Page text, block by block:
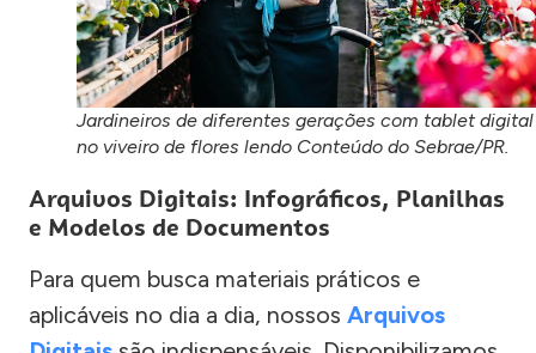
Jardineiros de diferentes gerações com tablet digital
no viveiro de flores lendo Conteúdo do Sebrae/PR.
Arquivos Digitais: Infográficos, Planilhas
e Modelos de Documentos
Para quem busca materiais práticos e
aplicáveis no dia a dia, nossos Arquivos